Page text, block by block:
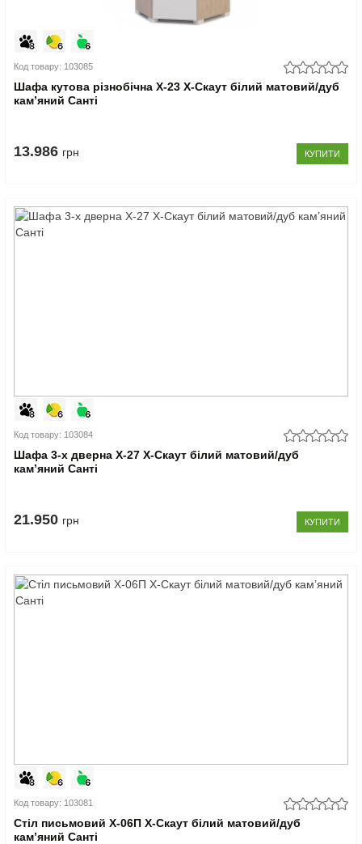
Код товару: 103085
Шафа кутова різнобічна Х-23 X-Скаут білий матовий/дуб
кам’яний Санті
13.986 грн КУПИТИ
Код товару: 103084
Шафа 3-х дверна Х-27 X-Скаут білий матовий/дуб
кам’яний Санті
21.950 грн КУПИТИ
Код товару: 103081
Стіл письмовий Х-06П X-Скаут білий матовий/дуб
кам’яний Санті